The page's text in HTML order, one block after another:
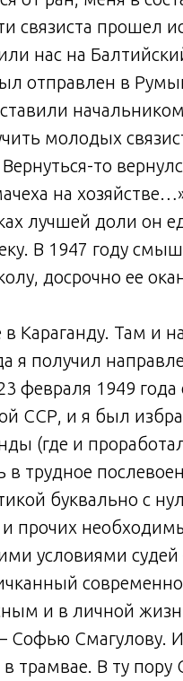
связиста прошел
нас на
отправлен в
молодых
то
на
лучшей доли он
В 1947 году
досрочно ее
Караганду. Там и
я получил
февраля 1949 года
ССР, и я был
(где и
трудное
буквально с
прочих
условиями судей
и в личной
Софью Смагулову.
трамвае. В ту пору